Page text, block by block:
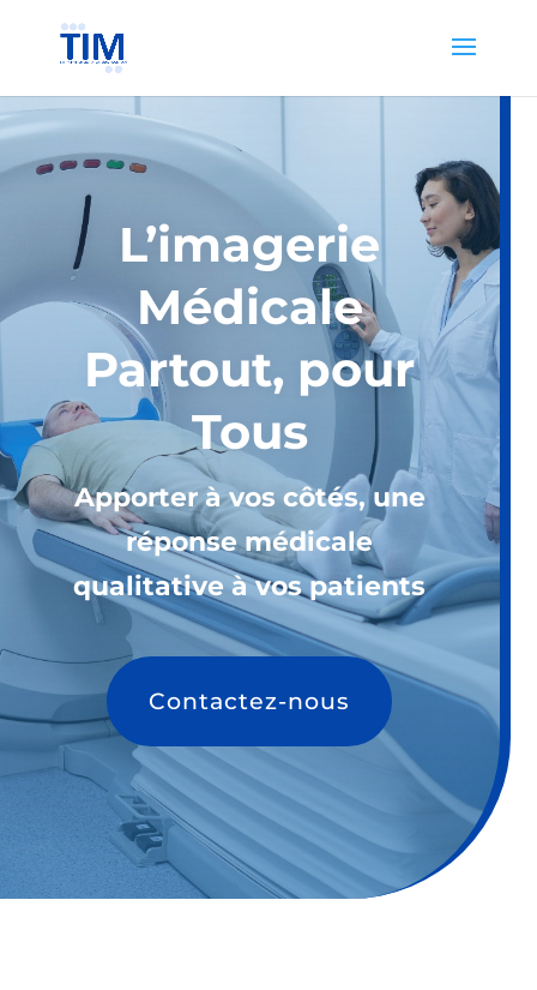
L’imagerie
Médicale
Partout, pour
Tous
Apporter à vos côtés, une
réponse médicale
qualitative à vos patients
Contactez-nous